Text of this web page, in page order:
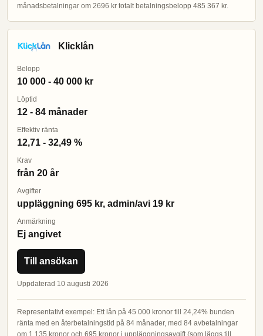
månadsbetalningar om 2696 kr totalt betalningsbelopp 485 367 kr.
Klicklån
Belopp
10 000 - 40 000 kr
Löptid
12 - 84 månader
Effektiv ränta
12,71 - 32,49 %
Krav
från 20 år
Avgifter
uppläggning 695 kr, admin/avi 19 kr
Anmärkning
Ej angivet
Till ansökan
Uppdaterad 10 augusti 2026
Representativt exempel: Ett lån på 45 000 kronor till 24,24% bunden
ränta med en återbetalningstid på 84 månader, med 84 avbetalningar